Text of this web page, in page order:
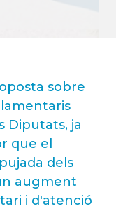
sobre
Diputats, ja
que el
dels
augment
i d'atenció